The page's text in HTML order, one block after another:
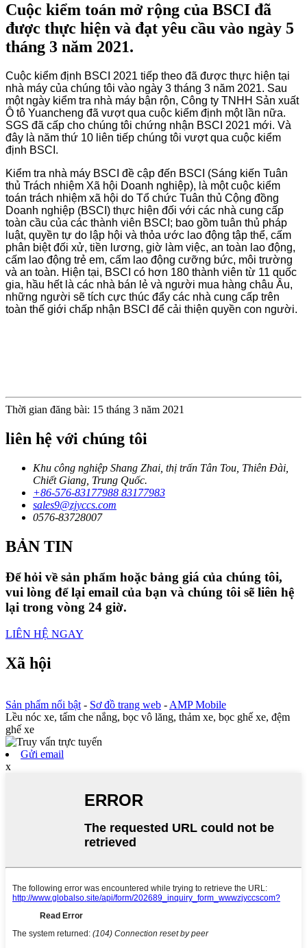
Cuộc kiểm toán mở rộng của BSCI đã
được thực hiện và đạt yêu cầu vào ngày 5
tháng 3 năm 2021.
Cuộc kiểm định BSCI 2021 tiếp theo đã được thực hiện tại
nhà máy của chúng tôi vào ngày 3 tháng 3 năm 2021. Sau
một ngày kiểm tra nhà máy bận rộn, Công ty TNHH Sản xuất
Ô tô Yuancheng đã vượt qua cuộc kiểm định một lần nữa.
SGS đã cấp cho chúng tôi chứng nhận BSCI 2021 mới. Và
đây là năm thứ 10 liên tiếp chúng tôi vượt qua cuộc kiểm
định BSCI.
Kiểm tra nhà máy BSCI đề cập đến BSCI (Sáng kiến ​​Tuân
thủ Trách nhiệm Xã hội Doanh nghiệp), là một cuộc kiểm
toán trách nhiệm xã hội do Tổ chức Tuân thủ Cộng đồng
Doanh nghiệp (BSCI) thực hiện đối với các nhà cung cấp
toàn cầu của các thành viên BSCI; bao gồm tuân thủ pháp
luật, quyền tự do lập hội và thỏa ước lao động tập thể, cấm
phân biệt đối xử, tiền lương, giờ làm việc, an toàn lao động,
cấm lao động trẻ em, cấm lao động cưỡng bức, môi trường
và an toàn. Hiện tại, BSCI có hơn 180 thành viên từ 11 quốc
gia, hầu hết là các nhà bán lẻ và người mua hàng châu Âu,
những người sẽ tích cực thúc đẩy các nhà cung cấp trên
toàn thế giới chấp nhận BSCI để cải thiện quyền con người.
Thời gian đăng bài: 15 tháng 3 năm 2021
liên hệ với chúng tôi
Khu công nghiệp Shang Zhai, thị trấn Tân Tou, Thiên Đài,
Chiết Giang, Trung Quốc.
+86-576-83177988 83177983
sales9@zjyccs.com
0576-83728007
BẢN TIN
Để hỏi về sản phẩm hoặc bảng giá của chúng tôi,
vui lòng để lại email của bạn và chúng tôi sẽ liên hệ
lại trong vòng 24 giờ.
LIÊN HỆ NGAY
Xã hội
Sản phẩm nổi bật - Sơ đồ trang web - AMP Mobile
Lều nóc xe, tấm che nắng, bọc vô lăng, thảm xe, bọc ghế xe, đệm
ghế xe
Gửi email
x